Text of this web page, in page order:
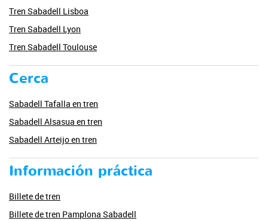
Tren Sabadell Lisboa
Tren Sabadell Lyon
Tren Sabadell Toulouse
Cerca
Sabadell Tafalla en tren
Sabadell Alsasua en tren
Sabadell Arteijo en tren
Información práctica
Billete de tren
Billete de tren Pamplona Sabadell